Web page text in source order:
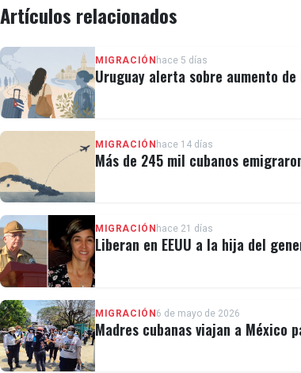
Artículos relacionados
MIGRACIÓN hace 5 días
Uruguay alerta sobre aumento
MIGRACIÓN hace 14 días
Más de 245 mil cubanos
MIGRACIÓN hace 21 días
Liberan en EEUU a la hija del
MIGRACIÓN6 de mayo de 2026
Madres cubanas viajan a México